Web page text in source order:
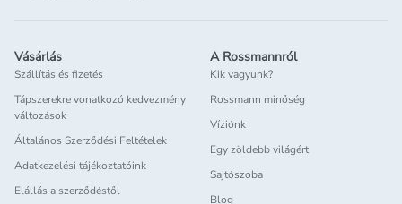
Vásárlás
Szállítás és fizetés
Tápszerekre vonatkozó kedvezmény
változások
Általános Szerződési Feltételek
Adatkezelési tájékoztatóink
Elállás a szerződéstől
A Rossmannról
Kik vagyunk?
Rossmann minőség
Víziónk
Egy zöldebb világért
Sajtószoba
Blog